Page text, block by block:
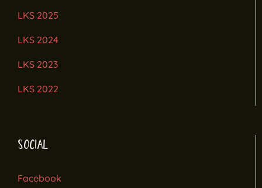
LKS 2025
LKS 2024
LKS 2023
LKS 2022
SOCIAL
Facebook